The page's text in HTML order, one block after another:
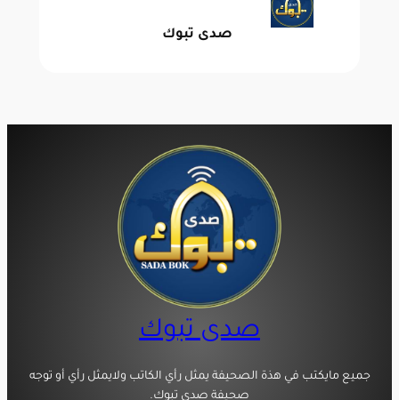
صدى تبوك
صدى تبوك
جميع مايكتب في هذة الصحيفة يمثل رأي الكاتب ولايمثل رأي أو توجه
صحيفة صدى تبوك.